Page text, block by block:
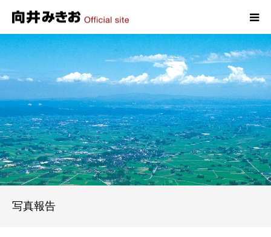
写真報告
HOME
プロフィール
政策
活動報告